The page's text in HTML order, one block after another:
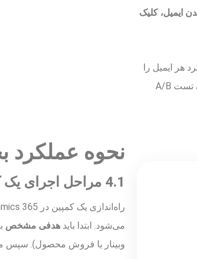
ایمیل، کلیک
هر ایمیل را
به دقت بررسی کرد و بر اساس آن تصمیمات آتی را بهبود داد. حتی می‌توان تست A/B
نحوه عملکرد
4.1 مراحل اجرای یک کمپین بازاریابی
می‌شود. ابتدا باید هدفی مشخص
وبینار یا فروش محصول). سپس